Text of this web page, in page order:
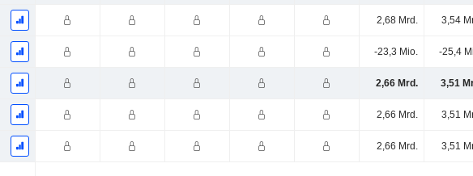
2,68 Mrd. 3,54
-23,3 Mio. -25,4
2,66 Mrd. 3,51
2,66 Mrd. 3,51
2,66 Mrd. 3,51